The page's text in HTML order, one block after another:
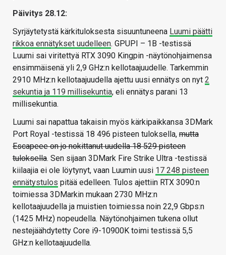
Päivitys 28.12:
Syrjäytetystä kärkituloksesta sisuuntuneena Luumi päätti
rikkoa ennätykset uudelleen. GPUPI – 1B -testissä
Luumi sai viritettyä RTX 3090 Kingpin -näytönohjaimensa
ensimmäisenä yli 2,9 GHz:n kellotaajuudelle. Tarkemmin
2910 MHz:n kellotaajuudella ajettu uusi ennätys on nyt 2
sekuntia ja 119 millisekuntia, eli ennätys parani 13
millisekuntia.
Luumi sai napattua takaisin myös kärkipaikkansa 3DMark
Port Royal -testissä 18 496 pisteen tuloksella, mutta
Escapeee on jo nokittanut uudella 18 529 pisteen
tuloksella. Sen sijaan 3DMark Fire Strike Ultra -testissä
kiilaajia ei ole löytynyt, vaan Luumin uusi 17 248 pisteen
ennätystulos pitää edelleen. Tulos ajettiin RTX 3090:n
toimiessa 3DMarkin mukaan 2730 MHz:n
kellotaajuudella ja muistien toimiessa noin 22,9 Gbps:n
(1425 MHz) nopeudella. Näytönohjaimen tukena ollut
nestejäähdytetty Core i9-10900K toimi testissä 5,5
GHz:n kellotaajuudella.